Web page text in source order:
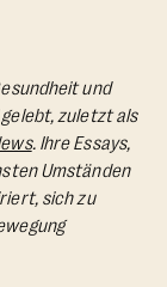
und
zuletzt als
. Ihre Essays,
Umständen
sich zu